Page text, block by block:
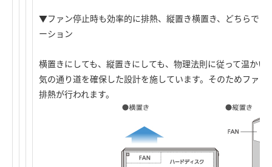
▼ファン停止時も効率的に排熱、縦置き横置き、どちらでも
ーション
横置きにしても、縦置きにしても、物理法則に従って温か
気の通り道を確保した設計を施しています。そのためファ
排熱が行われます。